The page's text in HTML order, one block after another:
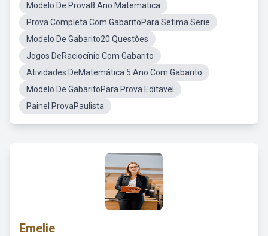
Modelo De Prova8 Ano Matematica
Prova Completa Com GabaritoPara Setima Serie
Modelo De Gabarito20 Questões
Jogos DeRaciocínio Com Gabarito
Atividades DeMatemática 5 Ano Com Gabarito
Modelo De GabaritoPara Prova Editavel
Painel ProvaPaulista
Emelie